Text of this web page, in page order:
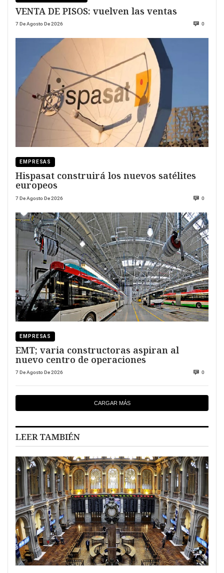
VENTA DE PISOS: vuelven las ventas
7 De Agosto De 2026 0
EMPRESAS
Hispasat construirá los nuevos satélites
europeos
7 De Agosto De 2026 0
EMPRESAS
EMT; varia constructoras aspiran al
nuevo centro de operaciones
7 De Agosto De 2026 0
CARGAR MÁS
LEER TAMBIÉN